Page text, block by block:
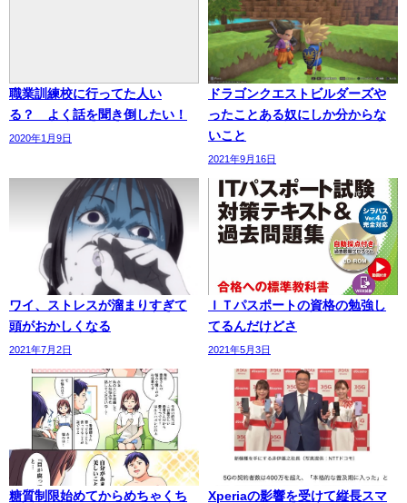
職業訓練校に行ってた人い
る？ よく話を聞き倒したい！
2020年1月9日
ドラゴンクエストビルダーズや
ったことある奴にしか分からな
いこと
2021年9月16日
ワイ、ストレスが溜まりすぎて
頭がおかしくなる
2021年7月2日
ＩＴパスポートの資格の勉強し
てるんだけどさ
2021年5月3日
糖質制限始めてからめちゃくち
Xperiaの影響を受けて縦長スマ